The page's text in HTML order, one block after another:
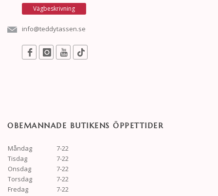
Vägbeskrivning
info@teddytassen.se
OBEMANNADE BUTIKENS ÖPPETTIDER
Måndag
7-22
Tisdag
7-22
Onsdag
7-22
Torsdag
7-22
Fredag
7-22